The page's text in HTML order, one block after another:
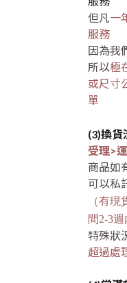
但凡一
服務
因為我
所以極
或尺寸
單
(3)換貨
受理>
商品如
可以私
（有現
間2-3週
特殊狀
超過處